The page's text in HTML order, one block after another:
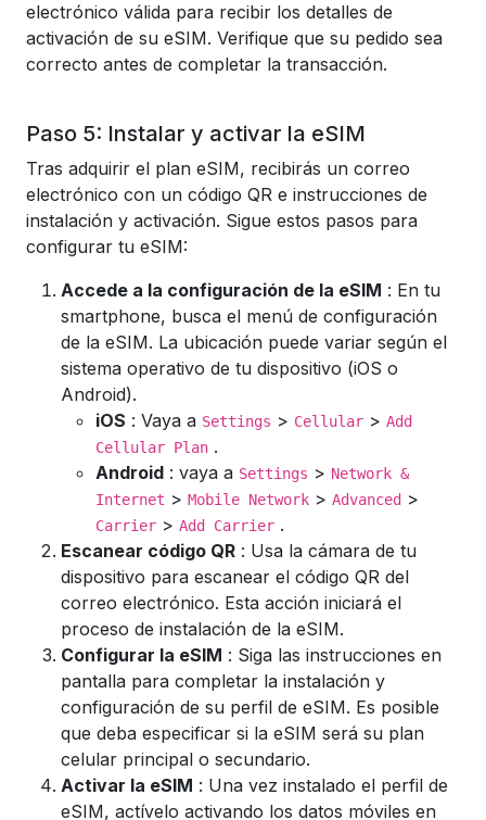
electrónico válida para recibir los detalles de
activación de su eSIM. Verifique que su pedido sea
correcto antes de completar la transacción.
Paso 5: Instalar y activar la eSIM
Tras adquirir el plan eSIM, recibirás un correo
electrónico con un código QR e instrucciones de
instalación y activación. Sigue estos pasos para
configurar tu eSIM:
Accede a la configuración de la eSIM : En tu
smartphone, busca el menú de configuración
de la eSIM. La ubicación puede variar según el
sistema operativo de tu dispositivo (iOS o
Android).
iOS : Vaya a Settings > Cellular > Add
Cellular Plan .
Android : vaya a Settings > Network &
Internet > Mobile Network > Advanced >
Carrier > Add Carrier .
Escanear código QR : Usa la cámara de tu
dispositivo para escanear el código QR del
correo electrónico. Esta acción iniciará el
proceso de instalación de la eSIM.
Configurar la eSIM : Siga las instrucciones en
pantalla para completar la instalación y
configuración de su perfil de eSIM. Es posible
que deba especificar si la eSIM será su plan
celular principal o secundario.
Activar la eSIM : Una vez instalado el perfil de
eSIM, actívelo activando los datos móviles en